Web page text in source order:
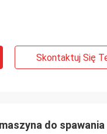
Skontaktuj Się
do